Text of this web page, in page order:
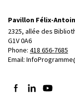
Pavillon Félix-
2325, allée des
G1V 0A6
Phone: 418 656-7685
Email:
Follow us on Facebook
Follow us on
Follow us